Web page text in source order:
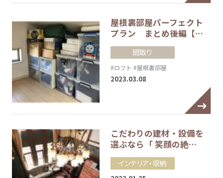
屋根裏部屋パーフェクト
プラン まとめ後編【…
間取り
#ロフト #屋根裏部屋
2023.03.08
こだわりの建材・設備を
選ぶなら「 笑顔の絶…
インテリア・収納